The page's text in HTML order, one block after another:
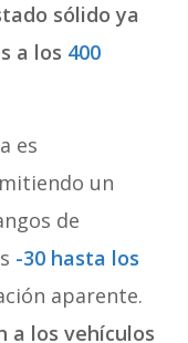
sólido ya
a los 400
es
un
de
-30 hasta los
aparente.
a los vehículos